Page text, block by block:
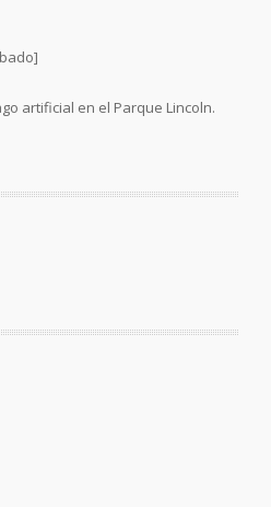
artificial en el Parque Lincoln.